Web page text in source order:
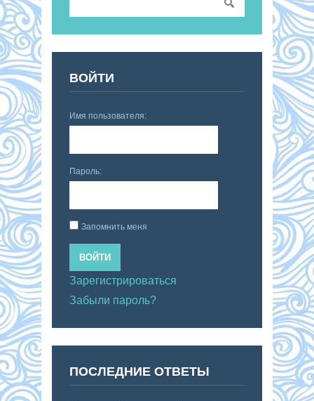
ВОЙТИ
Имя пользователя:
Пароль:
Запомнить меня
ВОЙТИ
Зарегистрироваться
Забыли пароль?
ПОСЛЕДНИЕ ОТВЕТЫ